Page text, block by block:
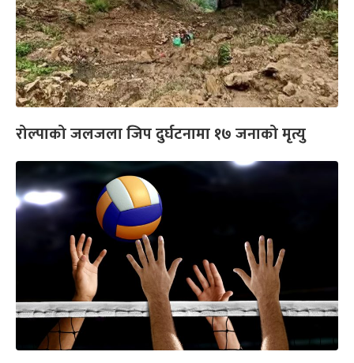
रोल्पाको जलजला जिप दुर्घटनामा १७ जनाको मृत्यु